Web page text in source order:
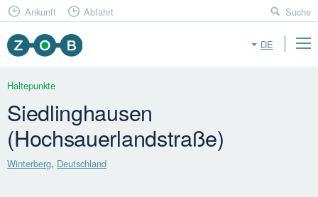
DE
Ankunft Abfahrt Suche
Haltepunkte
Siedlinghausen
(Hochsauerlandstraße)
Winterberg, Deutschland